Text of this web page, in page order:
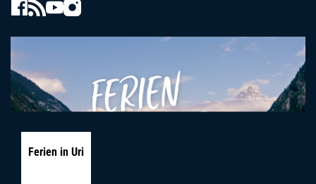
Ferien in Uri